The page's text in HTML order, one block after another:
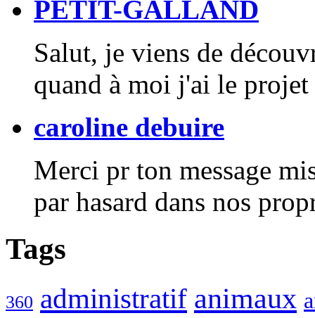
PETIT-GALLAND
Salut, je viens de
quand à moi j'ai le projet
caroline debuire
Merci pr ton message
par hasard dans nos
Tags
360 administratif animaux